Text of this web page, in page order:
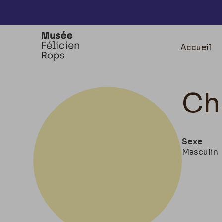
Accueil
Sexe
Masculin